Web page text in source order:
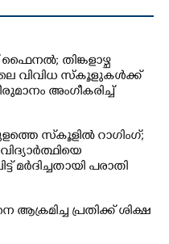
തിങ്കളാഴ്ച
വിവിധ സ്കൂളുകൾക്ക്
അംഗീകരിച്ച്
സ്‌കൂളിൽ റാഗിംഗ്;
മർദിച്ചതായി പരാതി
ആക്രമിച്ച പ്രതിക്ക് ശിക്ഷ